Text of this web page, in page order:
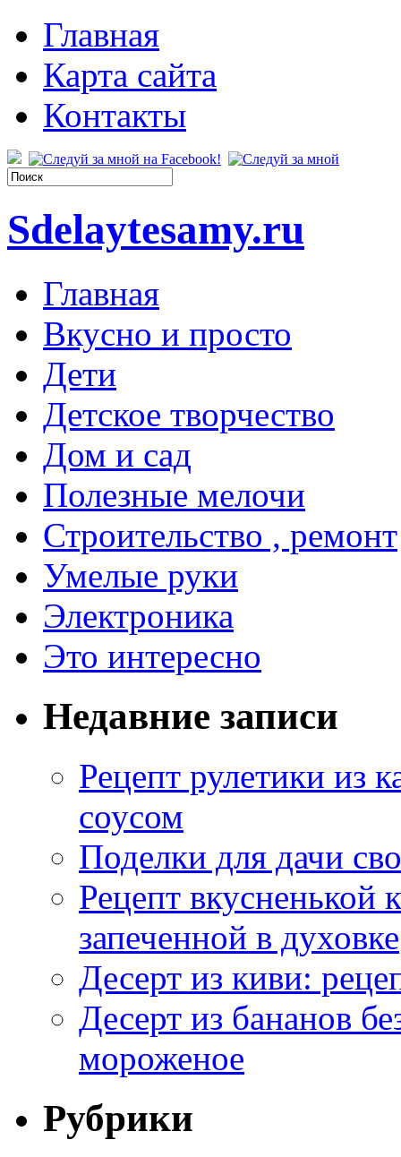
Главная
Карта сайта
Контакты
Sdelaytesamy.ru
Главная
Вкусно и просто
Дети
Детское творчество
Дом и сад
Полезные мелочи
Строительство , ремонт
Умелые руки
Электроника
Это интересно
Недавние записи
Рецепт рулетики из
соусом
Поделки для дачи
Рецепт
запеченной в духовке
Десерт из киви:
Десерт из бананов
мороженое
Рубрики